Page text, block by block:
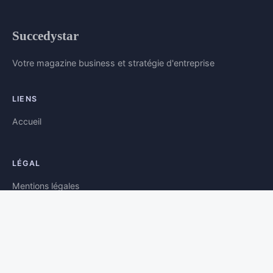
Succedystar
Votre magazine business et stratégie d'entreprise
LIENS
Accueil
LÉGAL
Mentions légales